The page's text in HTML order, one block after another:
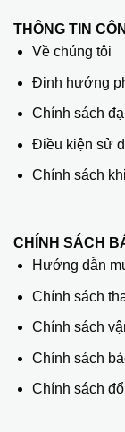
THÔNG TIN
Về chúng tôi
Định hướng
Chính sách
Điều kiện sử
Chính sách
CHÍNH SÁCH
Hướng dẫn
Chính sách
Chính sách
Chính sách
Chính sách